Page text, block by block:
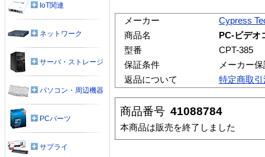
メーカー
Cypress
商品名
PC-ビデオ
型番
CPT-385
保証条件
メーカー
返品について
特定商取
商品番号 41088784
本商品は販売を終了しました
IoT関連
ネットワーク
サーバ・ストレージ
パソコン・周辺機器
PCパーツ
サプライ